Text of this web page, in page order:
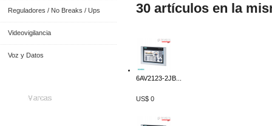
Reguladores / No Breaks / Ups
Videovigilancia
Voz y Datos
Marcas
30 artículos en la
6AV2123-2JB...
US$ 0